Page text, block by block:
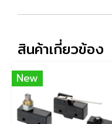
สินค้าเกี่ยวข้อง
New